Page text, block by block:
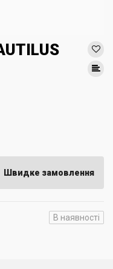
Швидке замовлення
В наявності